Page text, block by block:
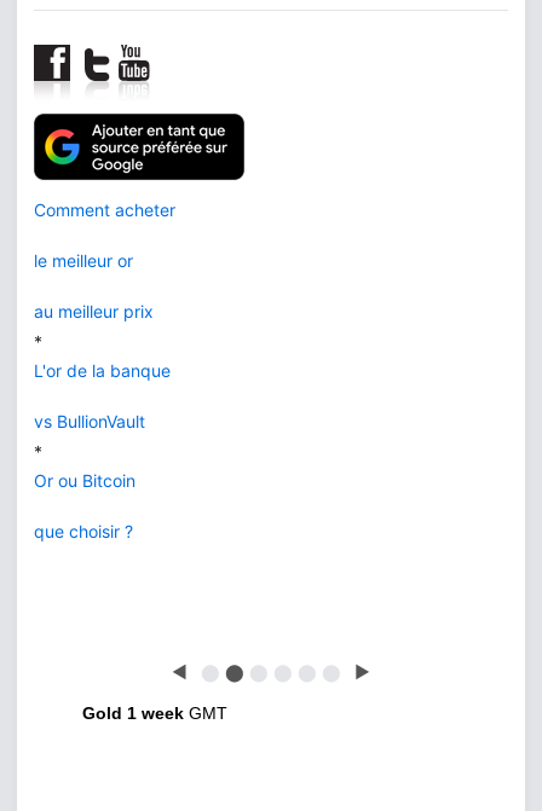
Comment acheter
le meilleur or
au meilleur prix
*
L'or de la banque
vs BullionVault
*
Or ou Bitcoin
que choisir ?
◀ ⬤ ⬤ ⬤ ⬤ ⬤ ⬤ ▶
Gold 1 week GMT